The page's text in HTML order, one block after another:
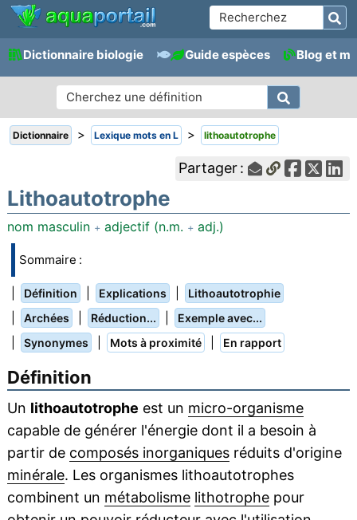
Dictionnaire biologie Guide espèces Blog et
Dictionnaire > Lexique mots en L > lithoautotrophe
Partager :
Lithoautotrophe
nom masculin +adjectif (n.m. +adj.)
Sommaire :
Définition Explications Lithoautotrophie
Archées Réduction... Exemple avec...
Synonymes Mots à proximité En rapport
Définition
Un lithoautotrophe est un micro-organisme
capable de générer l'énergie dont il a besoin à
partir de composés inorganiquesréduits d'origine
minérale. Les organismes lithoautotrophes
combinent un métabolisme lithotrophepour